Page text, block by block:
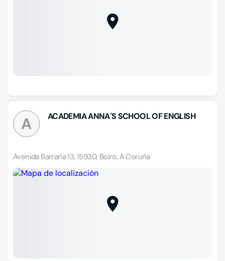
A ACADEMIA ANNA´S SCHOOL OF ENGLISH
Avenida Barraña 13, 15930, Boiro, A Coruña